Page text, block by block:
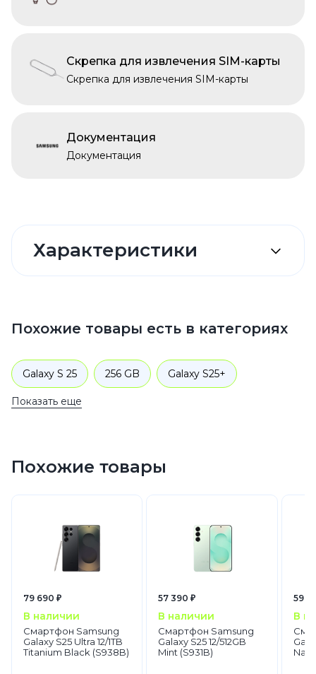
Скрепка для извлечения SIM-карты
Скрепка для извлечения SIM-карты
Документация
Документация
Характеристики
Похожие товары есть в категориях
Galaxy S 25 256 GB Galaxy S25+
256 GB
Показать еще
Похожие товары
79 690 ₽
В наличии
Смартфон Samsung
Galaxy S25 Ultra 12/1TB
Titanium Black (S938B)
57 390 ₽
В наличии
Смартфон Samsung
Galaxy S25 12/512GB
Mint (S931B)
59
В